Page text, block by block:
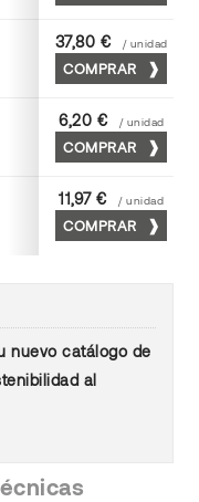
12 x 17
37,80 € / unidad
COMPRAR
4 x 6
6,20 € / unidad
COMPRAR
6 x 8
11,97 € / unidad
COMPRAR
nuevo catálogo de
al